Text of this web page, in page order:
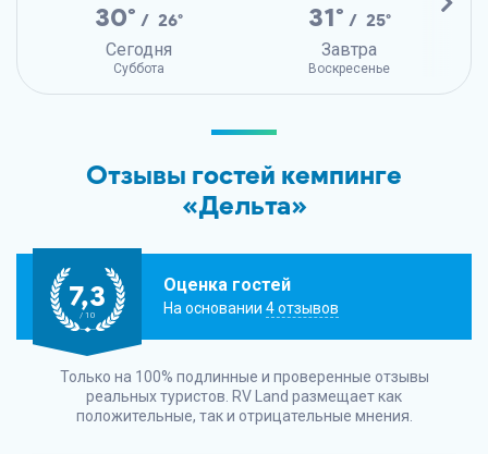
30° / 26°
Сегодня
Суббота
31° / 25°
Завтра
Воскресенье
Отзывы гостей кемпинге
«Дельта»
7,3
/ 10
Оценка гостей
На основании 4 отзывов
Только на 100% подлинные и проверенные отзывы
реальных туристов. RV Land размещает как
положительные, так и отрицательные мнения.